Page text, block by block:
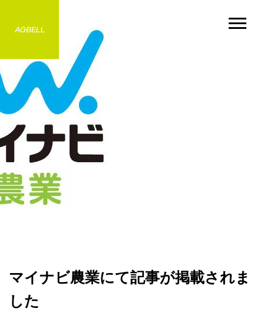
MISSION
ミッション
NEWS
お知らせ
BUSINESS
事業紹介
マイナビ農業にて記事が掲載されま
した